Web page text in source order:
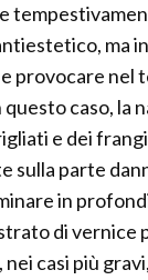
ma
provocare nel
caso, la
e dei
sulla parte
in
di vernice
casi più